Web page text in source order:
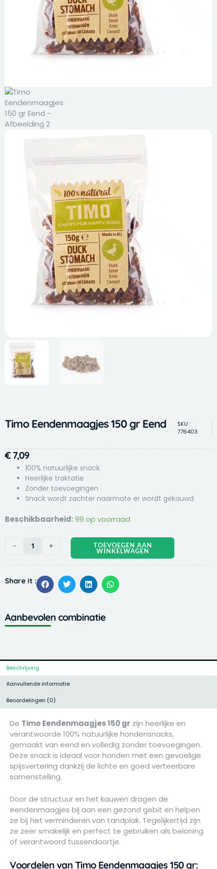
Timo Eendenmaagjes 150 gr Eend
SKU :
776403
€7,09
100% natuurlijke snack
Heerlijke traktatie
Zonder toevoegingen
Snack wordt zachter naarmate er wordt gekauwd
Beschikbaarheid:99 op voorraad
-
Timo
+ TOEVOEGEN AAN
WINKELWAGEN
Share it :
Aanbevolen combinatie
Beschrijving
Aanvullende informatie
Beoordelingen (0)
De Timo Eendenmaagjes 150 gr zijn heerlijke en
verantwoorde 100% natuurlijke hondensnacks,
gemaakt van eend en volledig zonder toevoegingen.
Deze snack is ideaal voor honden met een gevoelige
spijsvertering dankzij de lichte en goed verteerbare
samenstelling.
Door de structuur en het kauwen dragen de
eendenmaagjes bij aan een gezond gebit en helpen
ze bij het verminderen van tandplak. Tegelijkertijd zijn
ze zeer smakelijk en perfect te gebruiken als beloning
of verantwoord tussendoortje.
Voordelen van Timo Eendenmaagjes 150 gr: